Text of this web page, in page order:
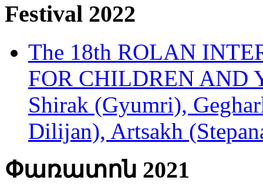
Festival 2022
The 18th ROLAN
FOR CHILDREN AND
Shirak (Gyumri),
Dilijan), Artsakh
Փառատոն 2021